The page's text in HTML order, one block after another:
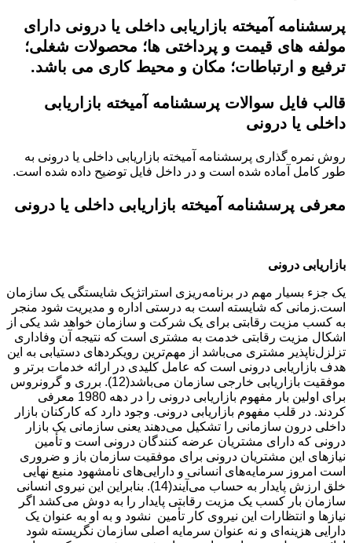
پرسشنامه آمیخته بازاریابی داخلی یا درونی دارای
مولفه های قیمت و پرداختی ھا؛ محصولات شغلی؛
ترفیع و ارتباطات؛ مکان و محیط کاری می باشد.
قالب فایل سوالات پرسشنامه آمیخته بازاریابی
داخلی یا درونی
روش نمره گذاری پرسشنامه آمیخته بازاریابی داخلی یا درونی به
طور کامل آماده شده است و در داخل فایل توضیح داده شده است.
معرفی پرسشنامه آمیخته بازاریابی داخلی یا درونی
بازاریابی درونی
یک جزء بسیار مهم در برنامه‌ریزی استراتژیک شایستگی یک سازمان
است.زمانی که شایسته است به درستی اداره و مدیریت شود منجر
به کسب مزیت رقابتی برای یک شرکت و سازمان خواهد شد یکی از
اشکال مزیت رقابتی خدمت به مشتری است که نتیجه آن وفاداری
تزلزل‌ناپذیر مشتری می‌باشد از مهم‌ترین رویکردهای دستیابی به این
هدف بازاریابی درونی است که عامل کلیدی در ارائه خدمات برتر و
موفقیت بازاریابی خارجی سازمان می‌باشد(12). برری و گرونروس
برای اولین بار مفهوم بازاریابی درونی را در دهه 1980 معرفی
کردند. در قلب مفهوم بازاریابی درونی. وجود دارد که کارکنان بازار
داخلی درون سازمانی را تشکیل می‌دهند یعنی سازمانی یک بازار
درونی که دارای مشتریان عرضه کنندگان درونی است و تأمین
نیازهای این مشتریان درونی برای موفقیت سازمان باز و ضروری
است امروز سرمایه‌های انسانی و دارایی‌های نامشهود منبع نهایی
خلق ارزش پایدار به حساب می‌آیند(14). بنابراین این نیروی انسانی
سازمان بار کسب یک مزیت رقابتی پایدار را به دوش می‌کشد اگر
نیازها و انتظارات این نیروی کار تأمین نشود و به او به عنوان یک
دارایی هزینه‌ای و نه عنوان سرمایه اصلی سازمان نگریسته شود